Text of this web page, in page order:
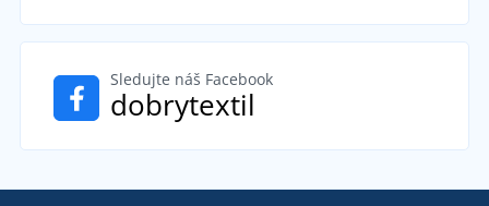
Sledujte náš Facebook
dobrytextil